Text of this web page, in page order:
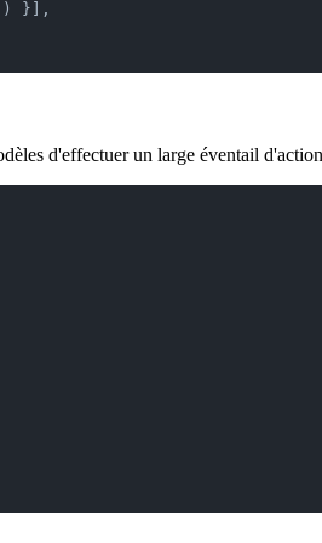
}],
d'effectuer un large éventail